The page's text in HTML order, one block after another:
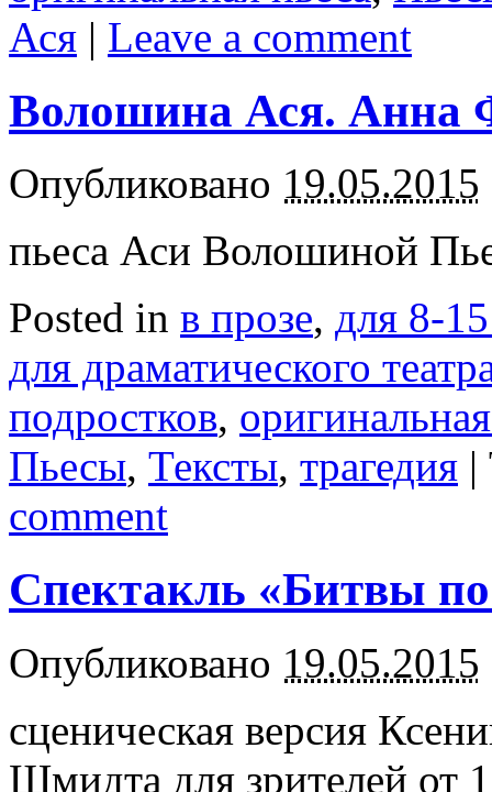
Ася | Leave a comment
Волошина Ася. Анна
Опубликовано 19.05.2015
пьеса Аси Волошиной
Posted in в прозе, для 8-
для драматического
подростков,
Пьесы, Тексты, трагедия |
comment
Спектакль «Битвы
Опубликовано 19.05.2015
сценическая версия
Шмидта для зрителей от